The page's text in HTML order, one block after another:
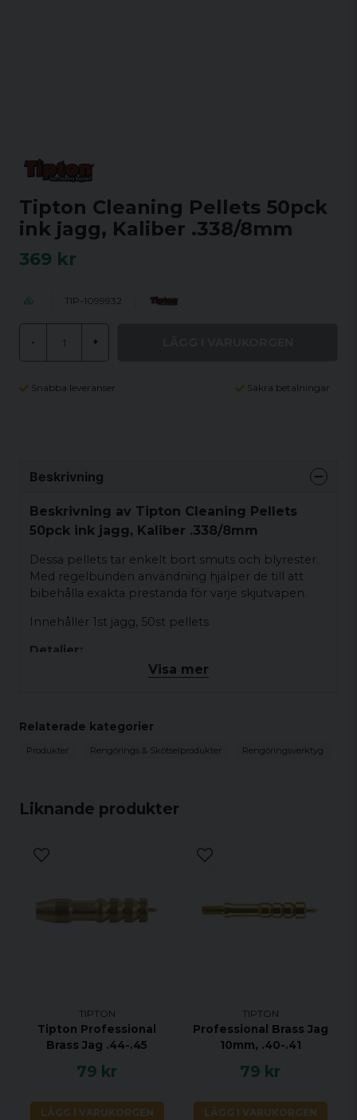
Tipton Cleaning Pellets 50pck
ink jagg, Kaliber .338/8mm
369 kr
TIP-1099932
- +
Snabba leveranser Säkra betalningar
Liknande produkter
TIPTON
Tipton Professional
Brass Jag .44-.45
79 kr
LÄGG I VARUKORGEN
TIPTON
Professional Brass Jag
10mm, .40-.41
79 kr
LÄGG I VARUKORGEN
Beskrivning
Beskrivning av Tipton Cleaning Pellets
50pck ink jagg, Kaliber .338/8mm
Dessa pellets tar enkelt bort smuts och blyrester.
Med regelbunden användning hjälper de till att
bibehålla exakta prestanda för varje skjutvapen.
Innehåller 1st jagg, 50st pellets
Detaljer:
Visa mer
Relaterade kategorier
Produkter Rengörings & Skötselprodukter Rengöringsverktyg